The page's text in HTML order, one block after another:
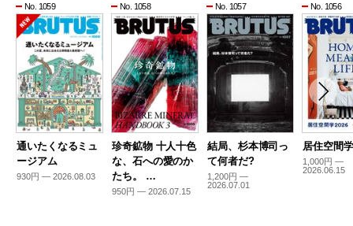
No. 1059
通いたくなるミュ
ージアム
930円 — 2026.08.03
No. 1058
珍奇鉱物 十人十色
な、石への愛のか
たち。 …
950円 — 2026.07.15
No. 1057
結局、杉本博司っ
て何者だ?
1,200円 —
2026.07.01
No. 1056
居住空間
1,000円 —
2026.06.15